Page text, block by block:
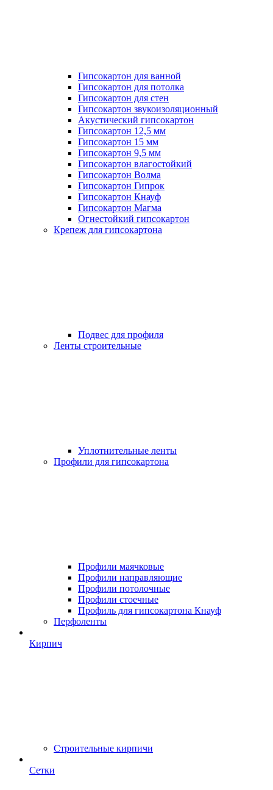
Гипсокартон для ванной
Гипсокартон для потолка
Гипсокартон для стен
Гипсокартон звукоизоляционный
Акустический гипсокартон
Гипсокартон 12,5 мм
Гипсокартон 15 мм
Гипсокартон 9,5 мм
Гипсокартон влагостойкий
Гипсокартон Волма
Гипсокартон Гипрок
Гипсокартон Кнауф
Гипсокартон Магма
Огнестойкий гипсокартон
Крепеж для гипсокартона
Подвес для профиля
Ленты строительные
Уплотнительные ленты
Профили для гипсокартона
Профили маячковые
Профили направляющие
Профили потолочные
Профили стоечные
Профиль для гипсокартона Кнауф
Перфоленты
Кирпич
Строительные кирпичи
Сетки